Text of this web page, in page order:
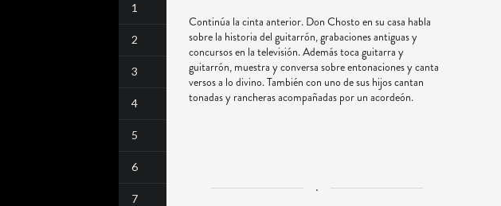
1
2
3
4
5
6
7
Continúa la cinta anterior. Don Chosto en su casa habla
sobre la historia del guitarrón, grabaciones antiguas y
concursos en la televisión. Además toca guitarra y
guitarrón, muestra y conversa sobre entonaciones y canta
versos a lo divino. También con uno de sus hijos cantan
tonadas y rancheras acompañadas por un acordeón.
.